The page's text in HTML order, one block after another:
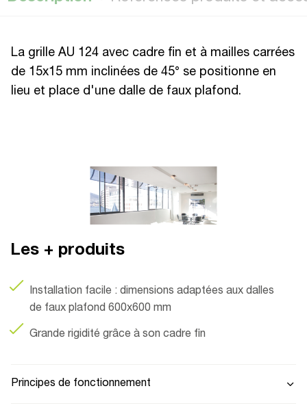
La grille AU 124 avec cadre fin et à mailles carrées
de 15x15 mm inclinées de 45° se positionne en
lieu et place d'une dalle de faux plafond.
Les + produits
Installation facile : dimensions adaptées aux dalles
de faux plafond 600x600 mm
Grande rigidité grâce à son cadre fin
Principes de fonctionnement